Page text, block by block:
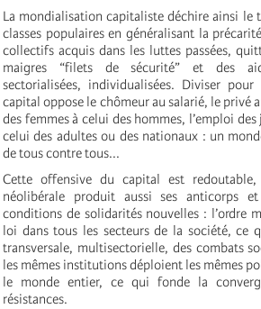
La mondialisation capitaliste déchire ainsi le
classes populaires en généralisant la
collectifs acquis dans les luttes passées,
maigres “filets de sécurité” et des
sectorialisées, individualisées. Diviser
capital oppose le chômeur au salarié, le privé
des femmes à celui des hommes, l’emploi
celui des adultes ou des nationaux : un
de tous contre tous...
Cette offensive du capital est
néolibérale produit aussi ses anticorps
conditions de solidarités nouvelles : l’ordre
loi dans tous les secteurs de la société, ce
transversale, multisectorielle, des combats
les mêmes institutions déploient les mêmes
le monde entier, ce qui fonde la
résistances.